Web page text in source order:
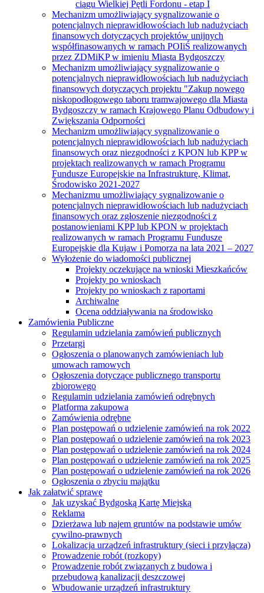
ciągu Wielkiej Pętli Fordonu - etap I
Mechanizm umożliwiający sygnalizowanie o
potencjalnych nieprawidłowościach lub nadużyciach
finansowych dotyczących projektów unijnych
współfinasowanych w ramach POIiŚ realizowanych
przez ZDMiKP w imieniu Miasta Bydgoszczy
Mechanizm umożliwiający sygnalizowanie o
potencjalnych nieprawidłowościach lub nadużyciach
finansowych dotyczących projektu "Zakup nowego
niskopodłogowego taboru tramwajowego dla Miasta
Bydgoszczy w ramach Krajowego Planu Odbudowy i
Zwiększania Odporności
Mechanizm umożliwiający sygnalizowanie o
potencjalnych nieprawidłowościach lub nadużyciach
finansowych oraz niezgodności z KPON lub KPP w
projektach realizowanych w ramach Programu
Fundusze Europejskie na Infrastrukturę, Klimat,
Środowisko 2021-2027
Mechanizmu umożliwiający sygnalizowanie o
potencjalnych nieprawidłowościach lub nadużyciach
finansowych oraz zgłoszenie niezgodności z
postanowieniami KPP lub KPON w projektach
realizowanych w ramach Programu Fundusze
Europejskie dla Kujaw i Pomorza na lata 2021 – 2027
Wyłożenie do wiadomości publicznej
Projekty oczekujące na wnioski Mieszkańców
Projekty po wnioskach
Projekty po wnioskach z raportami
Archiwalne
Ocena oddziaływania na środowisko
Zamówienia Publiczne
Regulamin udzielania zamówień publicznych
Przetargi
Ogłoszenia o planowanych zamówieniach lub
umowach ramowych
Ogłoszenia dotyczące publicznego transportu
zbiorowego
Regulamin udzielania zamówień odrębnych
Platforma zakupowa
Zamówienia odrębne
Plan postępowań o udzielenie zamówień na rok 2022
Plan postępowań o udzielenie zamówień na rok 2023
Plan postępowań o udzielenie zamówień na rok 2024
Plan postępowań o udzielenie zamówień na rok 2025
Plan postępowań o udzielenie zamówień na rok 2026
Ogłoszenia o zbyciu majątku
Jak załatwić sprawę
Jak uzyskać Bydgoską Kartę Miejską
Reklama
Dzierżawa lub najem gruntów na podstawie umów
cywilno-prawnych
Lokalizacja urządzeń infrastruktury (sieci i przyłącza)
Prowadzenie robót (rozkopy)
Prowadzenie robót związanych z budowa i
przebudową kanalizacji deszczowej
Wbudowanie urządzeń infrastruktury